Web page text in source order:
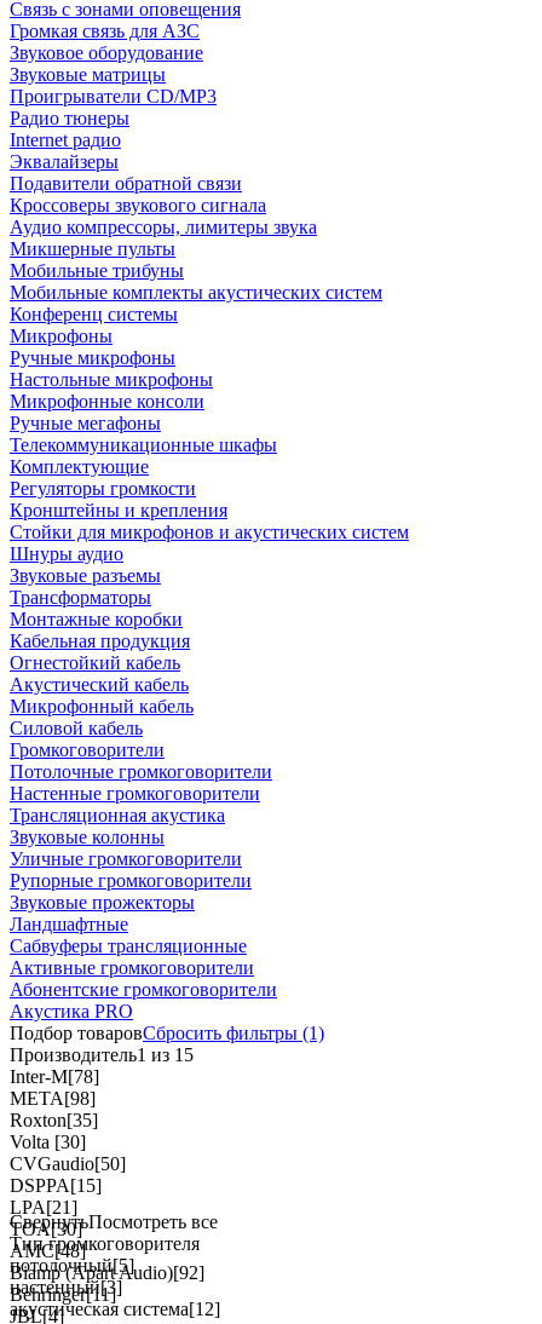
Связь с зонами оповещения
Громкая связь для АЗС
Звуковое оборудование
Звуковые матрицы
Проигрыватели CD/MP3
Радио тюнеры
Internet радио
Эквалайзеры
Подавители обратной связи
Кроссоверы звукового сигнала
Аудио компрессоры, лимитеры звука
Микшерные пульты
Мобильные трибуны
Мобильные комплекты акустических систем
Конференц системы
Микрофоны
Ручные микрофоны
Настольные микрофоны
Микрофонные консоли
Ручные мегафоны
Телекоммуникационные шкафы
Комплектующие
Регуляторы громкости
Кронштейны и крепления
Стойки для микрофонов и акустических систем
Шнуры аудио
Звуковые разъемы
Трансформаторы
Монтажные коробки
Кабельная продукция
Огнестойкий кабель
Акустический кабель
Микрофонный кабель
Силовой кабель
Громкоговорители
Потолочные громкоговорители
Настенные громкоговорители
Трансляционная акустика
Звуковые колонны
Уличные громкоговорители
Рупорные громкоговорители
Звуковые прожекторы
Ландшафтные
Сабвуферы трансляционные
Активные громкоговорители
Абонентские громкоговорители
Акустика PRO
Подбор товаровСбросить фильтры (1)
Производитель1 из 15
Inter-M[78]
МЕТА[98]
Roxton[35]
Volta [30]
CVGaudio[50]
DSPPA[15]
LPA[21]
TOA[30]
AMC[48]
Biamp (Apart Audio)[92]
Behringer[11]
JBL[4]
СвернутьПосмотреть все
Тип громкоговорителя
потолочный[5]
настенный[3]
акустическая система[12]